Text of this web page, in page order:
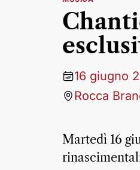
16 giugno
Rocca
Martedì 16